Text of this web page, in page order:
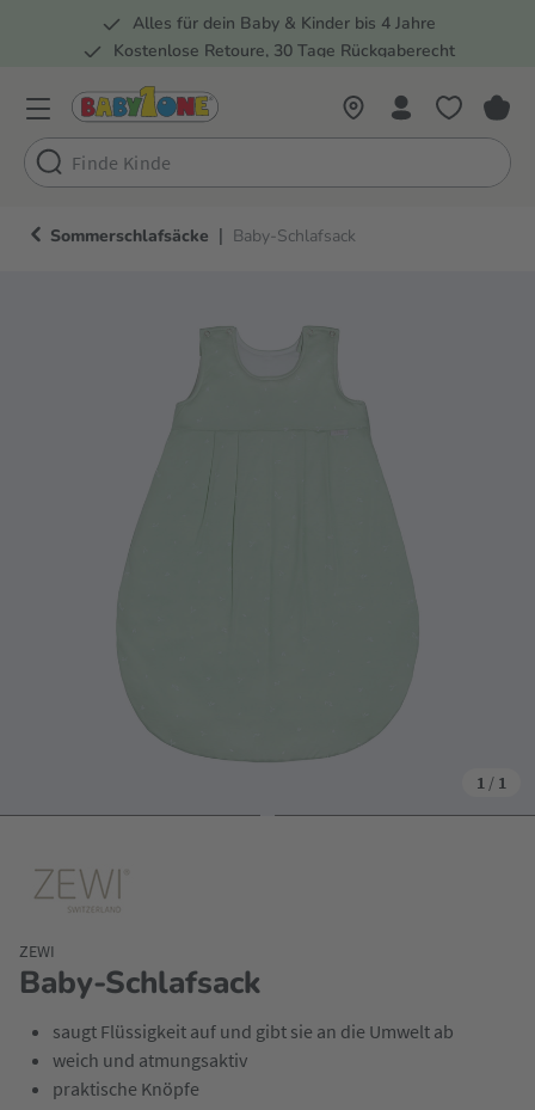
Zur Hauptnavigation springen
Alles für dein Baby & Kinder bis 4 Jahre
Kostenlose Retoure, 30 Tage Rückgaberecht
Sommerschlafsäcke | Baby-Schlafsack
1 / 1
Baby-Schlafsack
ZEWI
saugt Flüssigkeit auf und gibt sie an die Umwelt ab
weich und atmungsaktiv
praktische Knöpfe